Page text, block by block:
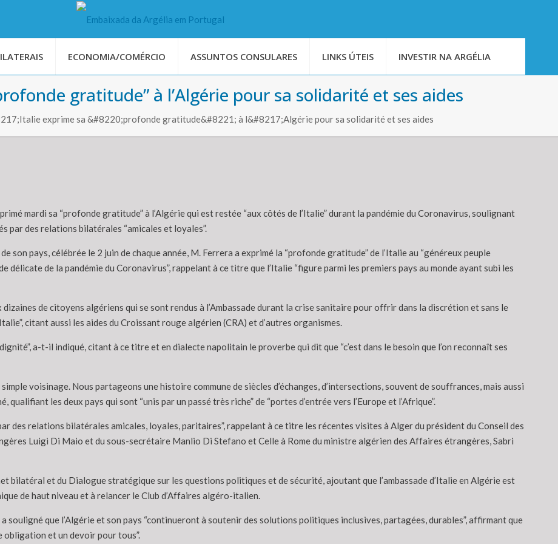
ECONOMIA/COMÉRCIO ASSUNTOS CONSULARES LINKS ÚTEIS INVESTIR NA ARGÉLIA
gratitude” à l’Algérie pour sa solidarité et ses aides
exprime sa &#8220;profonde gratitude&#8221; à l&#8217;Algérie pour sa solidarité et ses aides
mardi sa “profonde gratitude” à l’Algérie qui est restée “aux côtés de l’Italie” durant la pandémie du Coronavirus, soulignant
par des relations bilatérales “amicales et loyales”.
son pays, célébrée le 2 juin de chaque année, M. Ferrera a exprimé la “profonde gratitude” de l’Italie au “généreux peuple
de la pandémie du Coronavirus”, rappelant à ce titre que l’Italie “figure parmi les premiers pays au monde ayant subi les
de citoyens algériens qui se sont rendus à l’Ambassade durant la crise sanitaire pour offrir dans la discrétion et sans le
citant aussi les aides du Croissant rouge algérien (CRA) et d’autres organismes.
a-t-il indiqué, citant à ce titre et en dialecte napolitain le proverbe qui dit que “c’est dans le besoin que l’on reconnaît ses
voisinage. Nous partageons une histoire commune de siècles d’échanges, d’intersections, souvent de souffrances, mais aussi
les deux pays qui sont “unis par un passé très riche” de “portes d’entrée vers l’Europe et l’Afrique”.
des relations bilatérales amicales, loyales, paritaires”, rappelant à ce titre les récentes visites à Alger du président du Conseil des
Luigi Di Maio et du sous-secrétaire Manlio Di Stefano et Celle à Rome du ministre algérien des Affaires étrangères, Sabri
bilatéral et du Dialogue stratégique sur les questions politiques et de sécurité, ajoutant que l’ambassade d’Italie en Algérie est
de haut niveau et à relancer le Club d’Affaires algéro-italien.
souligné que l’Algérie et son pays “continueront à soutenir des solutions politiques inclusives, partagées, durables”, affirmant que
obligation et un devoir pour tous”.